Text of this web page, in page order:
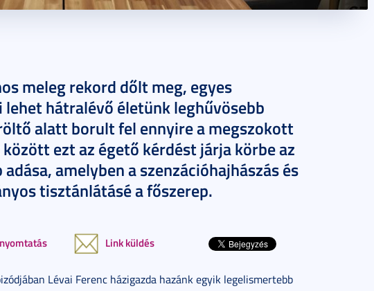
meleg rekord dőlt meg, egyes
hátralévő életünk leghűvösebb
alatt borult fel ennyire a megszokott
ezt az égető kérdést járja körbe az
amelyben a szenzációhajhászás és
tisztánlátásé a főszerep.
Link küldés
Lévai Ferenc házigazda hazánk egyik legelismertebb